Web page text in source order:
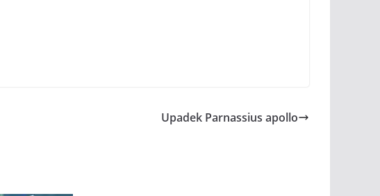
Upadek Parnassius apollo